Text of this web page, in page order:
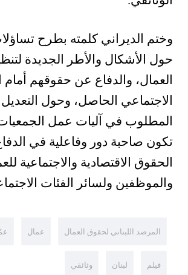
وختم الديراني كلمته بطرح
حول الأشكال والأطر الجديدة
العمال، والدفاع عن حقوقهم أمام
الاجتماعي الحاصل، وحول التعديل
المطلوب في آليات عمل
تكون صاحبة دور وفاعلية في
الحقوق الاقتصادية والاجتماعية
والموظفين ولسائر الفئات
المرصد اللبناني لحقوق العمال عمال
فيلم لبنان وثائقي